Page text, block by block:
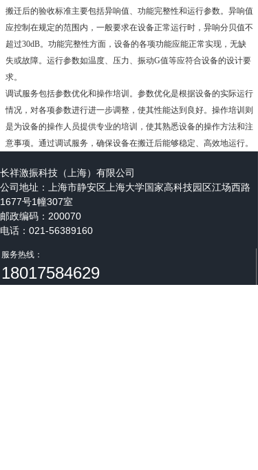
搬迁后的验收标准主要包括异响值、功能完整性和运行参数。异响值
应控制在规定的范围内，一般要求在设备正常运行时，异响分贝值不
超过30dB。功能完整性方面，设备的各项功能应能正常实现，无缺
失或故障。运行参数如温度、压力、振动G值等应符合设备的设计要
求。
调试服务包括参数优化和操作培训。参数优化是根据设备的实际运行
情况，对各项参数进行进一步调整，使其性能达到良好。操作培训则
是为设备的操作人员提供专业的培训，使其熟悉设备的操作方法和注
意事项。通过调试服务，确保设备在搬迁后能够稳定、高效地运行。
服务热线：
18017584629
长祥激振科技（上海）有限公司
公司地址：
上海市静安区上海大学国家高科技园区江场西路
1677号1幢307室
邮政编码：200070
电话：021-56389160